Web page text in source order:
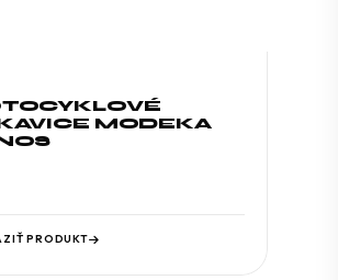
MODEKA
PRODUKT